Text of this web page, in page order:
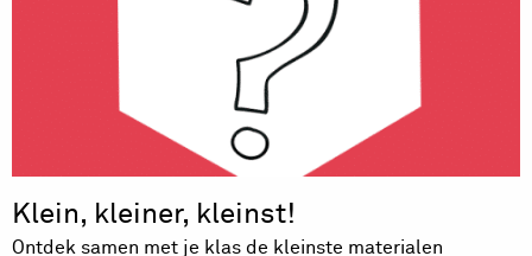
Klein, kleiner, kleinst!
Ontdek samen met je klas de kleinste materialen